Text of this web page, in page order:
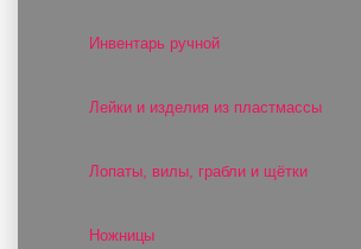
Инвентарь ручной
Лейки и изделия из пластмассы
Лопаты, вилы, грабли и щётки
Ножницы